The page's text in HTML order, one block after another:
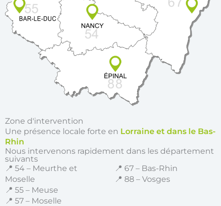
Zone d'intervention
Une présence locale forte en Lorraine et dans le Bas-
Rhin
Nous intervenons rapidement dans les département
suivants
📍 54 – Meurthe et
Moselle
📍 55 – Meuse
📍 57 – Moselle
📍 67 – Bas-Rhin
📍 88 – Vosges